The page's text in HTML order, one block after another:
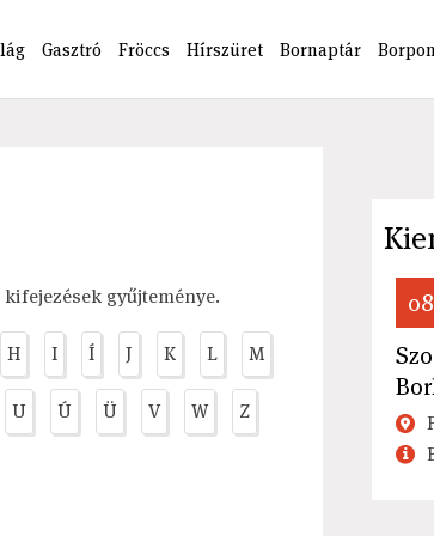
Gasztró Fröccs Hírszüret Bornaptár
gyűjteménye.
H I Í J K L M
U Ú Ü V W Z